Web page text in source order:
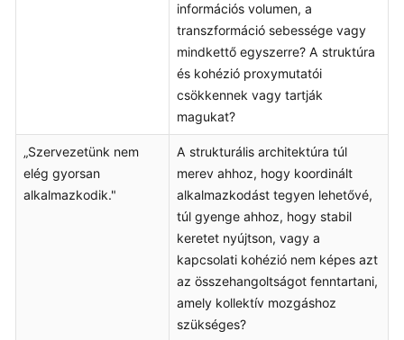
információs volumen, a
transzformáció sebessége vagy
mindkettő egyszerre? A struktúra
és kohézió proxymutatói
csökkennek vagy tartják
magukat?
„Szervezetünk nem
elég gyorsan
alkalmazkodik."
A strukturális architektúra túl
merev ahhoz, hogy koordinált
alkalmazkodást tegyen lehetővé,
túl gyenge ahhoz, hogy stabil
keretet nyújtson, vagy a
kapcsolati kohézió nem képes azt
az összehangoltságot fenntartani,
amely kollektív mozgáshoz
szükséges?